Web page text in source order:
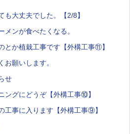
大丈夫でした。【2/8】
ンが食べたくなる。
とか植栽工事です【外構工事⑪】
お願いします。
せ
ングにどうぞ【外構工事⑩】
工事に入ります【外構工事⑨】